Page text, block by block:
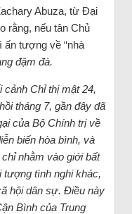
Abuza, từ Đại
rằng, nếu tân Chủ
tượng về “nhà
đậm đà.
cảnh Chỉ thị mật 24,
tháng 7, gần đây đã
của Bộ Chính trị về
biến hòa bình, và
nhằm vào giới bất
tượng tình nghi khác,
hội dân sự. Điều này
Bình của Trung